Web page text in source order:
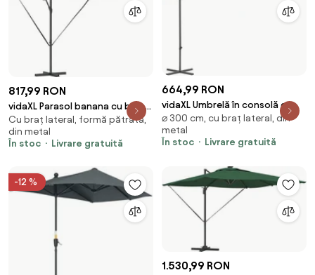
817,99 RON
vidaXL Parasol banana cu brațe
Negru 249 x 249 x 250 cm
Cu braț lateral, formă pătrată,
din metal
În stoc
Livrare gratuită
664,99 RON
vidaXL Umbrelă în consolă cu
stâlp din oțel, cărămiziu, 300
cm
⌀ 300 cm, cu braț lateral, din
metal
În stoc
Livrare gratuită
-12 %
1.530,99 RON